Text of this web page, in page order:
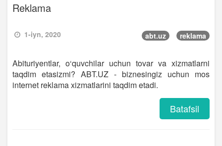
Reklama
1-iyn, 2020 abt.uz reklama
Abituriyentlar, o‘quvchilar uchun tovar va xizmatlarni
taqdim etasizmi? ABT.UZ - biznesingiz uchun mos
internet reklama xizmatlarini taqdim etadi.
Batafsil